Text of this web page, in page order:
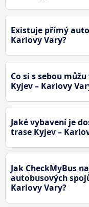
Existuje přímý
Karlovy Vary?
Co si s sebou
Kyjev – Karlovy
Jaké vybavení je
trase Kyjev –
Jak CheckMyBus
autobusových
Karlovy Vary?